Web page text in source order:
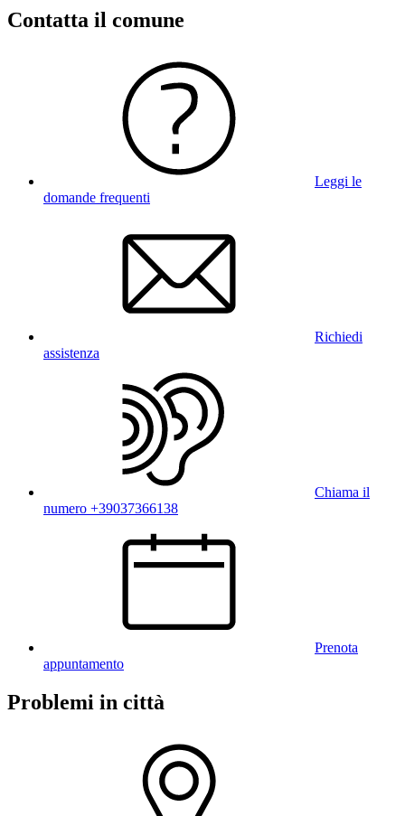
Contatta il comune
Leggi le
domande frequenti
Richiedi
assistenza
Chiama il
numero +39037366138
Prenota
appuntamento
Problemi in città